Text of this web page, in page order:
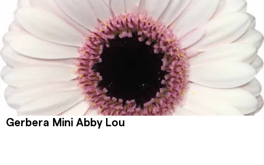
Gerbera Mini Abby Lou